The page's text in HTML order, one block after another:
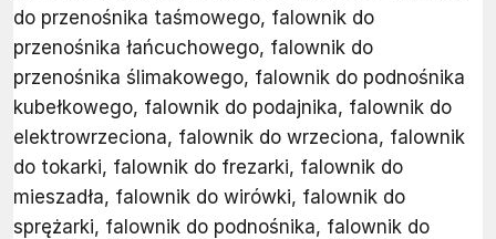
do przenośnika taśmowego, falownik do
przenośnika łańcuchowego, falownik do
przenośnika ślimakowego, falownik do podnośnika
kubełkowego, falownik do podajnika, falownik do
elektrowrzeciona, falownik do wrzeciona, falownik
do tokarki, falownik do frezarki, falownik do
mieszadła, falownik do wirówki, falownik do
sprężarki, falownik do podnośnika, falownik do